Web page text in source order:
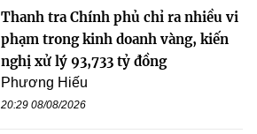
Thanh tra Chính phủ chỉ ra nhiều vi
phạm trong kinh doanh vàng, kiến
nghị xử lý 93,733 tỷ đồng
Phương Hiếu
20:29 08/08/2026